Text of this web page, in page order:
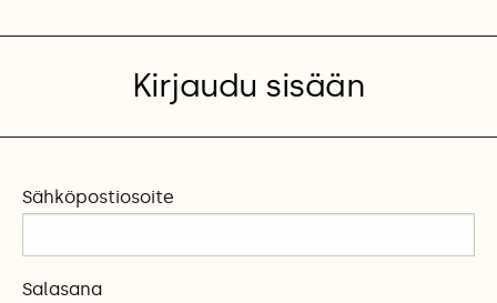
Kirjaudu sisään
Sähköpostiosoite
Salasana